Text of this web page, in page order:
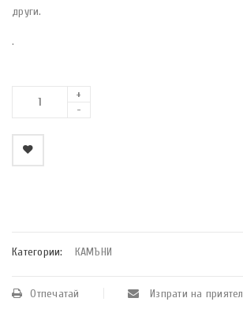
други.
.
Категории: КАМЪНИ
Отпечатай Изпрати на приятел